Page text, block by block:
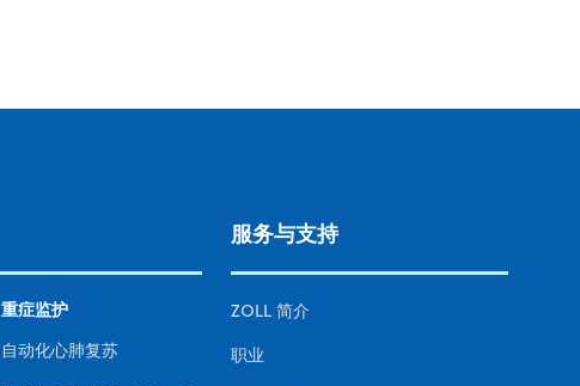
重症监护
自动化心肺复苏
服务与支持
ZOLL 简介
职业